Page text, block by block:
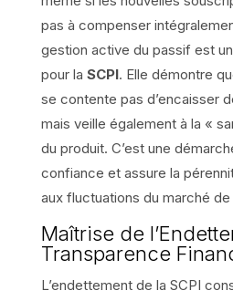
pas à compenser
gestion active du passif est
pour la SCPI. Elle démontre
se contente pas d’encaisser
mais veille également à la «
du produit. C’est une
confiance et assure la
aux fluctuations du marché de
Maîtrise de
Transparence
L’endettement de la SCPI